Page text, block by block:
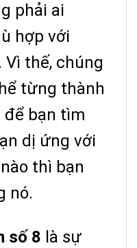
phải ai
hợp với
Vì thế, chúng
từng thành
để bạn tìm
dị ứng với
thì bạn
nó.
số 8 là sự